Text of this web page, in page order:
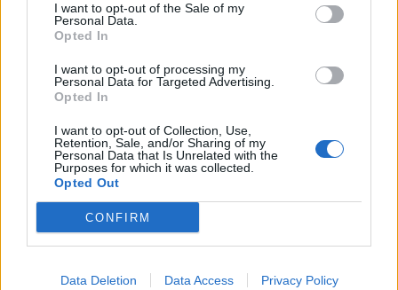
I want to opt-out of the Sale of my
Personal Data.
Opted In
I want to opt-out of processing my
Personal Data for Targeted Advertising.
Opted In
I want to opt-out of Collection, Use,
Retention, Sale, and/or Sharing of my
Personal Data that Is Unrelated with the
Purposes for which it was collected.
Opted Out
CONFIRM
Data Deletion Data Access Privacy Policy
2026. augusztus 07., péntek
Nem kell félni, nem tűnik el a
kecskesajt és juhtúró